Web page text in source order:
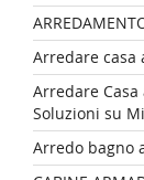
Arredare casa
Arredare
Soluzioni su
Arredo bagno